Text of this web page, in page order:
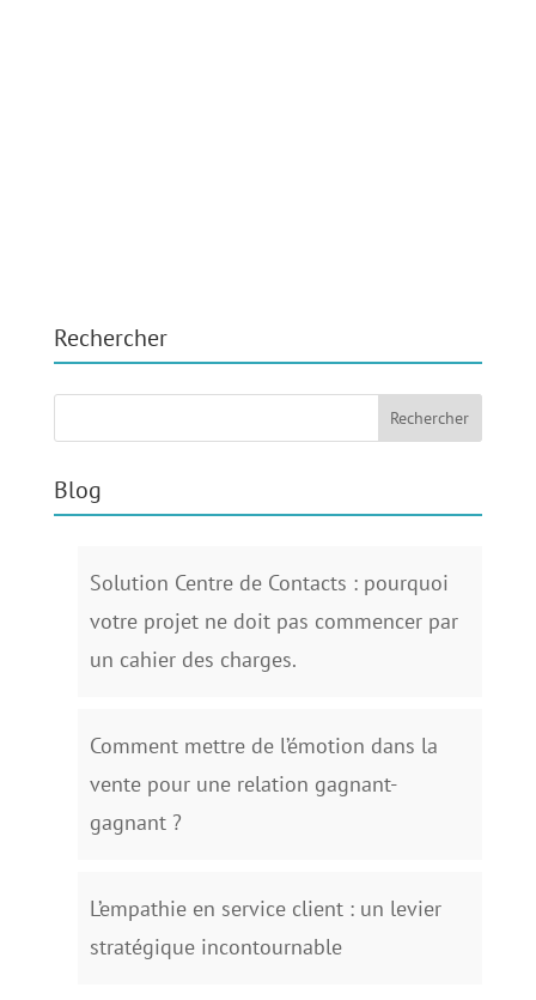
Rechercher
Blog
Solution Centre de Contacts : pourquoi
votre projet ne doit pas commencer par
un cahier des charges.
Comment mettre de l’émotion dans la
vente pour une relation gagnant-
gagnant ?
L’empathie en service client : un levier
stratégique incontournable